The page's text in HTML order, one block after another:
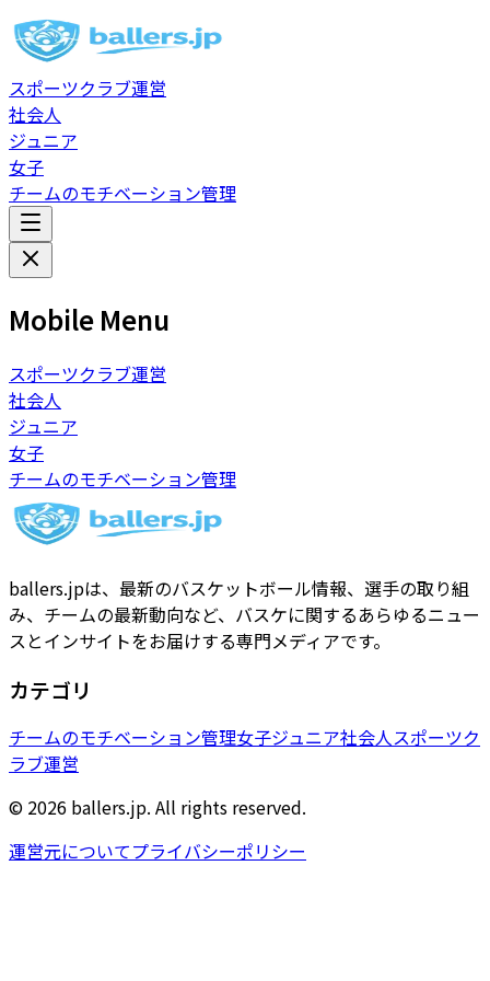
スポーツクラブ運営
社会人
ジュニア
女子
チームのモチベーション管理
Mobile Menu
スポーツクラブ運営
社会人
ジュニア
女子
チームのモチベーション管理
ballers.jpは、最新のバスケットボール情報、選手の取り組
み、チームの最新動向など、バスケに関するあらゆるニュー
スとインサイトをお届けする専門メディアです。
カテゴリ
チームのモチベーション管理女子ジュニア社会人スポーツク
ラブ運営
© 2026 ballers.jp. All rights reserved.
運営元についてプライバシーポリシー